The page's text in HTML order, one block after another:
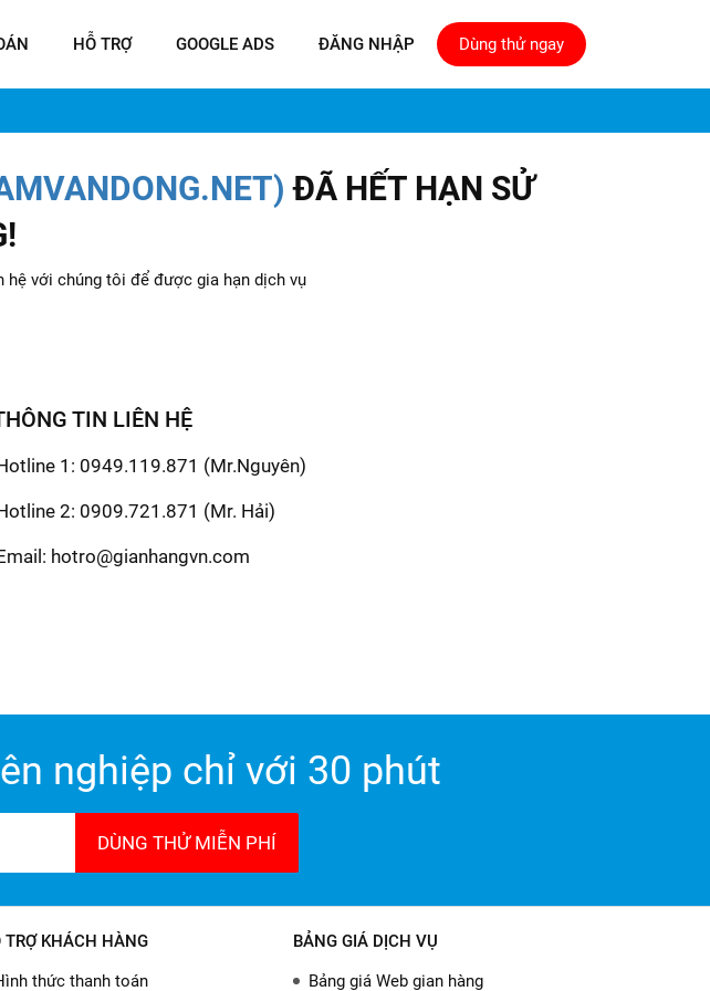
HỖ TRỢ GOOGLE ADS ĐĂNG NHẬP Dùng thử ngay
ĐÃ HẾT HẠN SỬ
hệ với chúng tôi để được gia hạn dịch vụ
TIN LIÊN HỆ
1: 0949.119.871 (Mr.Nguyên)
2: 0909.721.871 (Mr. Hải)
hotro@gianhangvn.com
nghiệp chỉ với 30 phút
DÙNG THỬ MIỄN PHÍ
TRỢ KHÁCH HÀNG
thức thanh toán
BẢNG GIÁ DỊCH VỤ
Bảng giá Web gian hàng